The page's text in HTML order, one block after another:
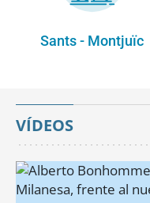
Sants - Montjuïc
VÍDEOS